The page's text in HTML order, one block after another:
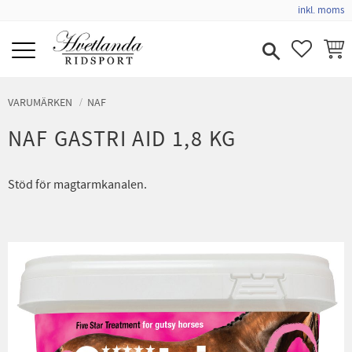
inkl. moms
VARUMÄRKEN NAF
NAF GASTRI AID 1,8 KG
Stöd för magtarmkanalen.